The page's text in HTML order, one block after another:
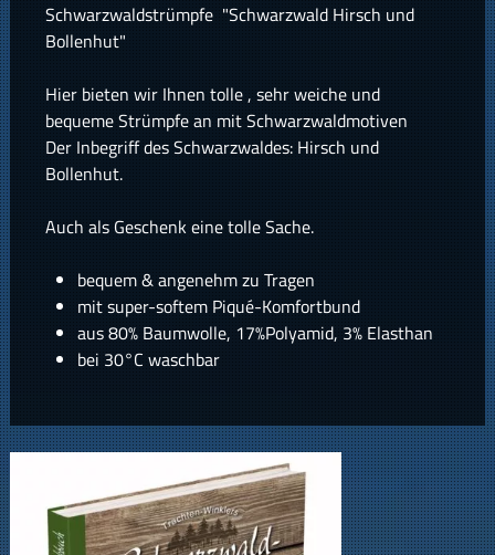
Schwarzwaldstrümpfe "Schwarzwald Hirsch und
Bollenhut"
Hier bieten wir Ihnen tolle , sehr weiche und
bequeme Strümpfe an mit Schwarzwaldmotiven
Der Inbegriff des Schwarzwaldes: Hirsch und
Bollenhut.
Auch als Geschenk eine tolle Sache.
bequem & angenehm zu Tragen
mit super-softem Piqué-Komfortbund
aus 80% Baumwolle, 17%Polyamid, 3% Elasthan
bei 30°C waschbar